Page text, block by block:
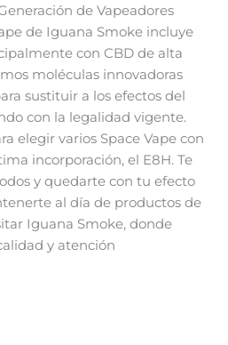
de Vapeadores
de Iguana Smoke incluye
con CBD de alta
moléculas innovadoras
sustituir a los efectos del
con la legalidad vigente.
elegir varios Space Vape con
incorporación, el E8H. Te
y quedarte con tu efecto
al día de productos de
Iguana Smoke, donde
y atención